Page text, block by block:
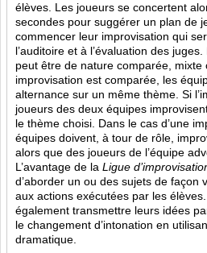
élèves. Les joueurs se concertent
secondes pour suggérer un plan de
commencer leur improvisation qui
l’auditoire et à l’évaluation des
peut être de nature comparée, mixte
improvisation est comparée, les
alternance sur un même thème. Si
joueurs des deux équipes
le thème choisi. Dans le cas d’une
équipes doivent, à tour de rôle,
alors que des joueurs de l’équipe
L’avantage de la Ligue
d’aborder un ou des sujets de façon
aux actions exécutées par les
également transmettre leurs idées
le changement d’intonation en
dramatique.